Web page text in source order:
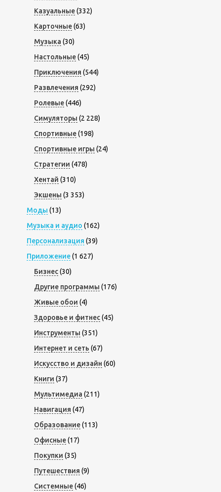
Казуальные(332)
Карточные(63)
Музыка (30)
Настольные(45)
Приключения (544)
Развлечения (292)
Ролевые(446)
Симуляторы (2 228)
Спортивные(198)
Спортивные игры (24)
Стратегии (478)
Хентай (310)
Экшены (3 353)
Моды (13)
Музыка и аудио (162)
Персонализация (39)
Приложение(1 627)
Бизнес(30)
Другие программы (176)
Живые обои (4)
Здоровье и фитнес(45)
Инструменты (351)
Интернет и сеть (67)
Искусство и дизайн (60)
Книги (37)
Мультимедиа (211)
Навигация (47)
Образование(113)
Офисные(17)
Покупки (35)
Путешествия (9)
Системные(46)